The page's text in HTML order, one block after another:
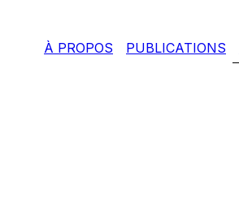
À PROPOS PUBLICATIONS